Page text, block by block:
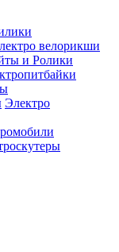
велорикши
и Ролики
Электро